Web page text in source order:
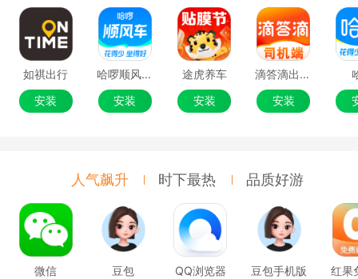
如祺出行
安装
哈啰顺风车-拼车打车车主通勤
安装
途虎养车
安装
滴答滴出行司机端
安装
人气飙升 时下最热 品质好游
微信
豆包
QQ浏览器
豆包手机版